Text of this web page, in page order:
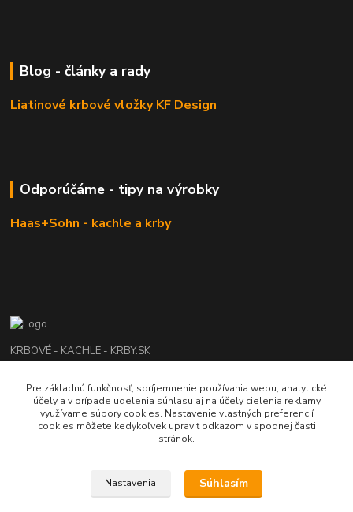
Blog - články a rady
Liatinové krbové vložky KF Design
Odporúčáme - tipy na výrobky
Haas+Sohn - kachle a krby
KRBOVÉ - KACHLE - KRBY.SK
0949 476 255
08:00 - 17.00
Pre základnú funkčnosť, spríjemnenie používania webu, analytické
účely a v prípade udelenia súhlasu aj na účely cielenia reklamy
využívame súbory cookies. Nastavenie vlastných preferencií
cookies môžete kedykoľvek upraviť odkazom v spodnej časti
stránok.
Nastavenia Súhlasím